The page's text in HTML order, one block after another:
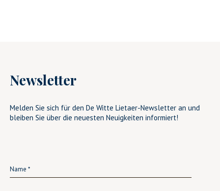
Newsletter
Melden Sie sich für den De Witte Lietaer-Newsletter an und
bleiben Sie über die neuesten Neuigkeiten informiert!